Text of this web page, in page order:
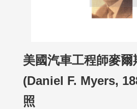
美國汽車工程師麥爾
(Daniel F. Myers,
照